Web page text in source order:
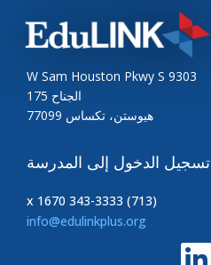
9303 W Sam Houston Pkwy S
الجناح 175
هيوستن، تكساس 77099
تسجيل الدخول إلى المدرسة
(713) 343-3333 x 1670
info@edulinkplus.org